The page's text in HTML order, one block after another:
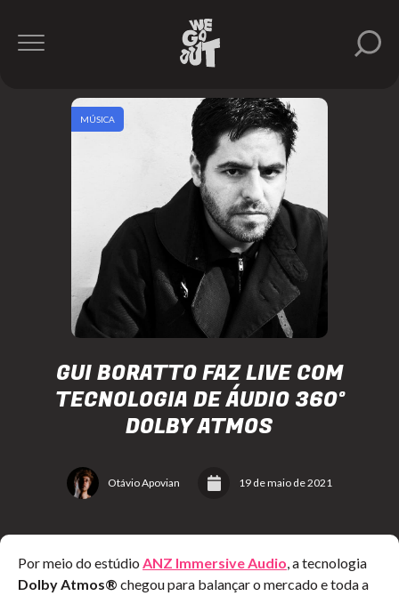
GUI BORATTO FAZ LIVE COM
TECNOLOGIA DE ÁUDIO 360º
DOLBY ATMOS
Otávio Apovian 19 de maio de 2021
MÚSICA
Por meio do estúdio ANZ Immersive Audio, a tecnologia
Dolby Atmos® chegou para balançar o mercado e toda a